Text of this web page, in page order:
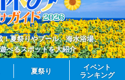
夏祭りやプール、海水浴場、
べるスポットを大紹介
夏祭り
イベント
ランキング